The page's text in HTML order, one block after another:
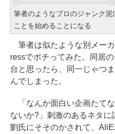
筆者のようなプロのジャンク
ことを始めることになる
筆者は似たような別メー
ressでポチってみた。同居
台と思ったら、同一じゃつ
んでしまった。
「なんか面白い企画たて
ないか?」刺激のあるネタ
劉氏にそそのかされて、